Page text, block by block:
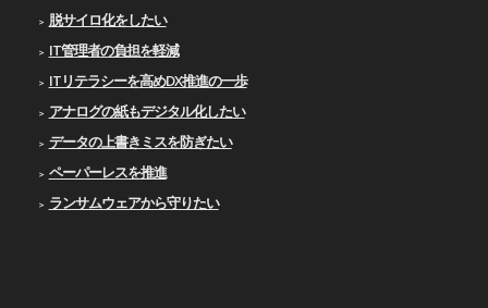
脱サイロ化をしたい
IT管理者の負担を軽減
ITリテラシーを高めDX推進の一歩
アナログの紙もデジタル化したい
データの上書きミスを防ぎたい
ペーパーレスを推進
ランサムウェアから守りたい